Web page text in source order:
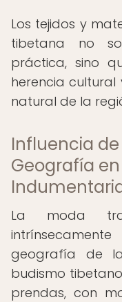
Los tejidos y
tibetana no
práctica, sino
herencia cultural
natural de la
Influencia
Geografía
La moda
geografía de
budismo
prendas, con